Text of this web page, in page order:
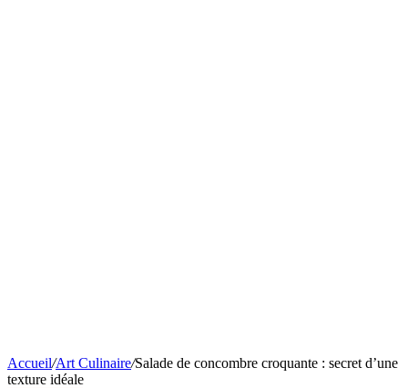
Accueil/Art Culinaire/Salade de concombre croquante : secret d’une
texture idéale